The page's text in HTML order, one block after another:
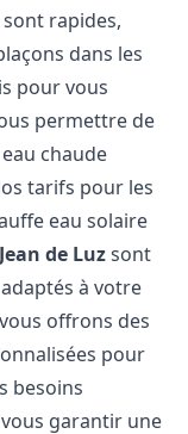
rapides,
dans les
pour vous
permettre de
chaude
tarifs pour les
eau solaire
de Luzsont
à votre
offrons des
pour
besoins
garantir une